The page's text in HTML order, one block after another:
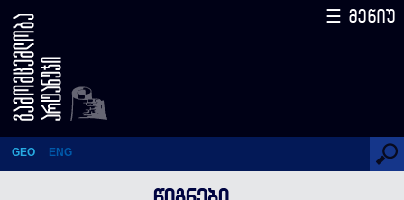
აპოკალიფსის დღიურები
GEO ENG
☰ მენიუ
ᲬᲘᲒᲜᲔᲑᲘ